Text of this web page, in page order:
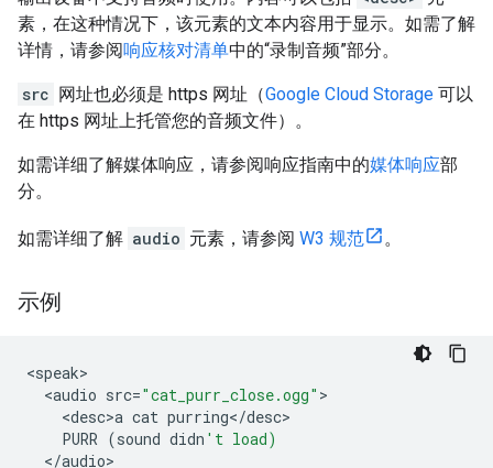
素，在这种情况下，该元素的文本内容用于显示。如需了解
详情，请参阅响应核对清单中的“录制音频”部分。
src 网址也必须是 https 网址（Google Cloud Storage 可以
在 https 网址上托管您的音频文件）。
如需详细了解媒体响应，请参阅响应指南中的媒体响应部
分。
如需详细了解 audio 元素，请参阅 W3 规范 。
示例
<speak
<audio src="cat_purr_close.ogg"
<desc>a cat purring</desc
PURR (sound didn 't load)
</audio>